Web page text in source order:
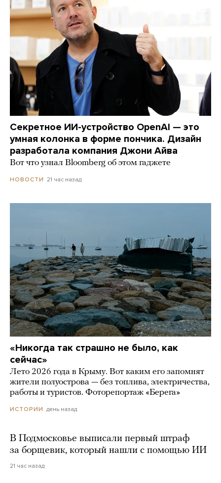
Секретное ИИ-устройство OpenAI — это
умная колонка в форме пончика. Дизайн
разработала компания Джони Айва
Вот что узнал Bloomberg об этом гаджете
НОВОСТИ 21 час назад
«Никогда так страшно не было, как
сейчас»
Лето 2026 года в Крыму. Вот каким его запомнят
жители полуострова — без топлива, электричества,
работы и туристов. Фоторепортаж «Берега»
ИСТОРИИ день назад
В Подмосковье выписали первый штраф
за борщевик, который нашли с помощью ИИ
21 час назад